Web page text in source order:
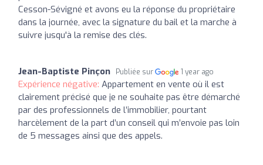
Cesson-Sévigné et avons eu la réponse du propriétaire
dans la journée, avec la signature du bail et la marche à
suivre jusqu'à la remise des clés.
Jean-Baptiste Pinçon Publiée sur 1 year ago
Expérience négative: Appartement en vente où il est
clairement précisé que je ne souhaite pas être démarché
par des professionnels de l’immobilier, pourtant
harcèlement de la part d’un conseil qui m’envoie pas loin
de 5 messages ainsi que des appels.